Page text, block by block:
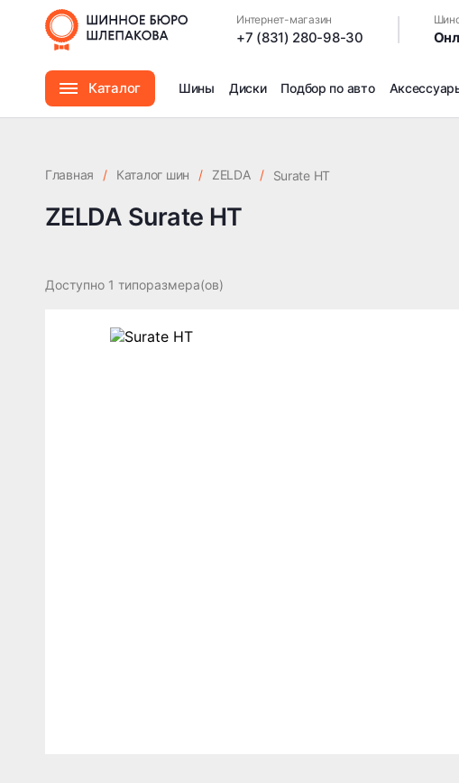
Интернет-магазин
+7 (831) 280-98-30
Каталог
Аксессуары
Шины Диски Подбор по авто
Главная / Каталог шин / ZELDA / Surate HT
ZELDA Surate HT
Доступно 1 типоразмера(ов)